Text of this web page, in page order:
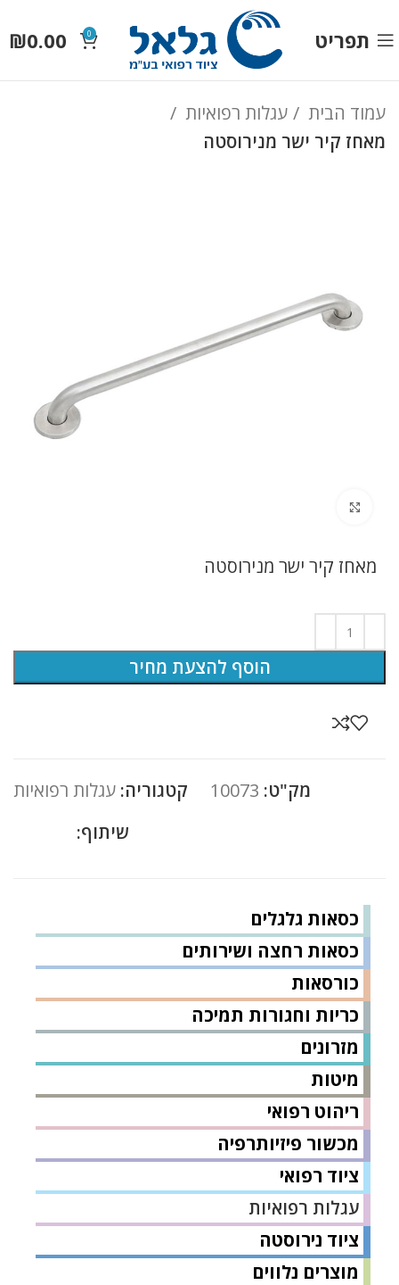
תפריט 0
₪0.00
עמוד הבית
עגלות רפואיות
מאחז קיר ישר מנירוסטה
כסאות גלגלים
כסאות רחצה ושירותים
כורסאות
כריות וחגורות תמיכה
מזרונים
מיטות
ריהוט רפואי
מכשור פיזיותרפיה
ציוד רפואי
עגלות רפואיות
ציוד נירוסטה
מוצרים נלווים
מאחז קיר ישר מנירוסטה
הוסף להצעת מחיר
מק"ט: 10073 קטגוריה: עגלות רפואיות
שיתוף: